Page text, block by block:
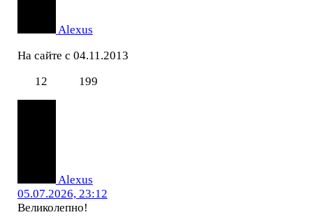
Alexus
На сайте с 04.11.2013
12
199
Alexus
05.07.2026, 23:12
Великолепно!